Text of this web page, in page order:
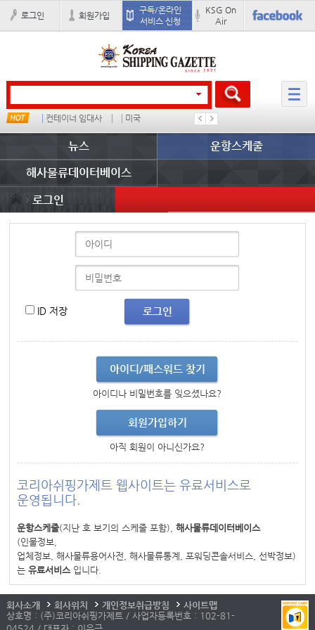
로그인 회원가입
구독/온라인
서비스 신청
KSG On
Air
컨테이너 임대사 미국
뉴스 운항스케줄
해사물류데이터베이스
로그인
로그인
ID 저장
아이디/패스워드 찾기
아이디나 비밀번호를 잊으셨나요?
회원가입하기
아직 회원이 아니신가요?
코리아쉬핑가제트 웹사이트는 유료서비스로
운영됩니다.
운항스케줄(지난 호 보기의 스케줄 포함),해사물류데이터베이스
(인물정보,
업체정보, 해사물류용어사전, 해사물류통계, 포워딩콘솔서비스, 선박정보)
는유료서비스입니다.
회사소개 회사위치 개인정보취급방침
사이트맵
상호명 : (주)코리아쉬핑가제트 / 사업자등록번호 : 102-81-